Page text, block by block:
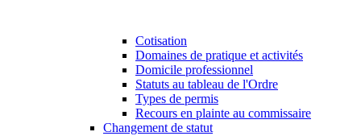
Cotisation
Domaines de pratique et activités
Domicile professionnel
Statuts au tableau de l'Ordre
Types de permis
Recours en plainte au commissaire
Changement de statut